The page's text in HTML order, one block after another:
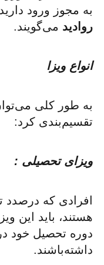
به مجوز ورود
روادید می‌گویند.
انواع ویزا
به طور کلی
تقسیم‌بندی کرد:
ویزای تحصیلی :
افرادی که
هستند، باید این
دوره تحصیل خود
داشته‌باشند.